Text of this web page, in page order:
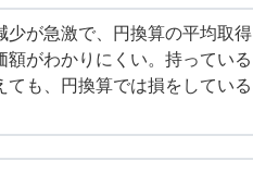
少が急激で、円換算の平均取得
額がわかりにくい。持っている
ても、円換算では損をしている